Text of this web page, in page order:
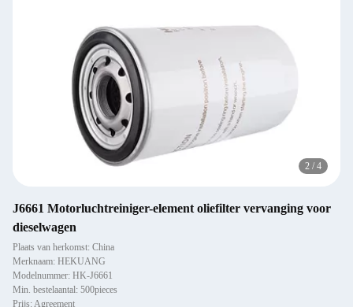
2 / 4
J6661 Motorluchtreiniger-element oliefilter vervanging voor
dieselwagen
Plaats van herkomst: China
Merknaam: HEKUANG
Modelnummer: HK-J6661
Min. bestelaantal: 500pieces
Prijs: Agreement